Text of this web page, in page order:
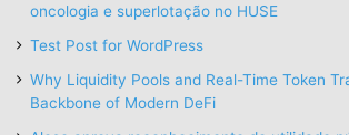
oncologia e superlotação no HUSE
Test Post for WordPress
Why Liquidity Pools and Real-Time Token
Backbone of Modern DeFi